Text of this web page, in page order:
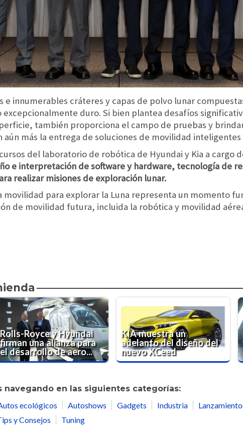
innumerables cráteres y capas de polvo lunar
excepcionalmente duro. Si bien plantea desafíos
también proporciona el campo de pruebas y
aún más la entrega de soluciones de movilidad
del laboratorio de robótica de Hyundai y Kia a cargo
e interpretación de software y hardware, tecnología de
realizar misiones de exploración lunar.
movilidad para explorar la Luna representa un momento
de movilidad futura, incluida la robótica y movilidad
Rolls-Royce y Hyundai
firman una alianza para
el desarrollo de aero...
KIA muestra un
adelanto del diseño del
nuevo XCeed
navegando en las siguientes categorías:
ecológicos Autoshows Gadgets Industria
y Consejos Tuning